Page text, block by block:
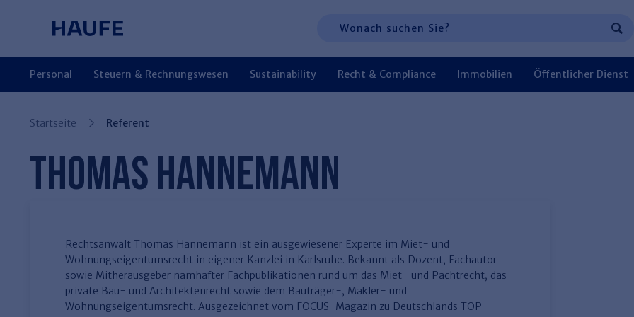
Zum Hauptinhalt springen
Zur Navigation springen
Zur Suche springen
Personal
Finden Sie Ihr Thema
Steuern & Rechnungswesen
Finden Sie Ihr Thema
Sustainability Recht & Compliance
Finden Sie Ihr Thema
Gebühren
Compliance Insolvenzrecht Medizinrecht
Immobilien
Finden Sie Ihr Thema
Bestandsverwaltung
Öffentlicher Dienst
Finden Sie Ihr Thema
Finden Sie Ihr Thema
Gesundheitsmanagement
Finden Sie Ihr Thema
Haufe Immobilien
Startseite Referent
THOMAS HANNEMANN
Rechtsanwalt Thomas Hannemann ist ein ausgewiesener Experte im Miet- und
Wohnungseigentumsrecht in eigener Kanzlei in Karlsruhe. Bekannt als Dozent, Fachautor
sowie Mitherausgeber namhafter Fachpublikationen rund um das Miet- und Pachtrecht, das
private Bau- und Architektenrecht sowie dem Bauträger-, Makler- und
Wohnungseigentumsrecht. Ausgezeichnet vom FOCUS-Magazin zu Deutschlands TOP-